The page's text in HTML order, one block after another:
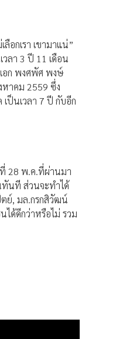
อกเรา เขามาแน่”
ลา 3 ปี 11 เดือน
อก พงศพัศ พงษ์
าคม 2559 ซึ่ง
ป็นเวลา 7 ปี กับอีก
ที่ 28 พ.ค.ที่ผ่านมา
ทันที ส่วนจะทำได้
ย์, มล.กรกสิวัฒน์
ด้ดีกว่าหรือไม่ รวม